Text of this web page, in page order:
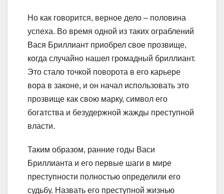
Но как говорится, верное дело – половина
успеха. Во время одной из таких ограблений
Вася Бриллиант приобрел свое прозвище,
когда случайно нашел громадный бриллиант.
Это стало точкой поворота в его карьере
вора в законе, и он начал использовать это
прозвище как свою марку, символ его
богатства и безудержной жажды преступной
власти.
Таким образом, ранние годы Васи
Бриллианта и его первые шаги в мире
преступности полностью определили его
судьбу. Назвать его преступной жизнью